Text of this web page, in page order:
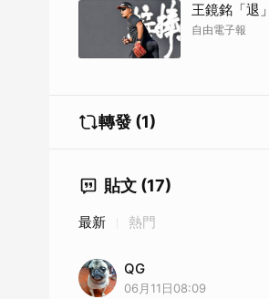
王鏡銘「退
自由電子報
轉發 (1)
貼文 (17)
最新 熱門
QG
06月11日08:09